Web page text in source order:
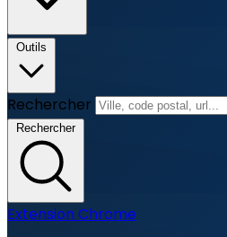
Outils
Rechercher
Rechercher
Extension Chrome